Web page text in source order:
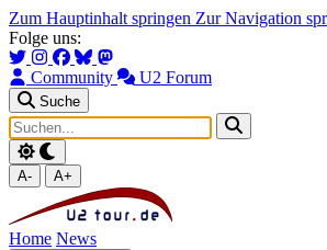
Zum Hauptinhalt springen Zur Navigation
Folge uns:
Community U2 Forum
Suche
A- A+
Home News